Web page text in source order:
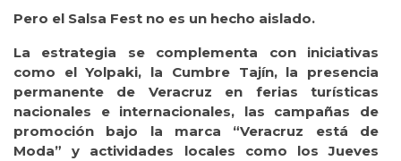
Pero el Salsa Fest no es un hecho aislado.
La estrategia se complementa con iniciativas
como el Yolpaki, la Cumbre Tajín, la presencia
permanente de Veracruz en ferias turísticas
nacionales e internacionales, las campañas de
promoción bajo la marca “Veracruz está de
Moda” y actividades locales como los Jueves